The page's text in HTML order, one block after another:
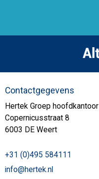
Contactgegevens
Hertek Groep hoofdkantoor
Copernicusstraat 8
6003 DE Weert
+31 (0)495 584111
info@hertek.nl